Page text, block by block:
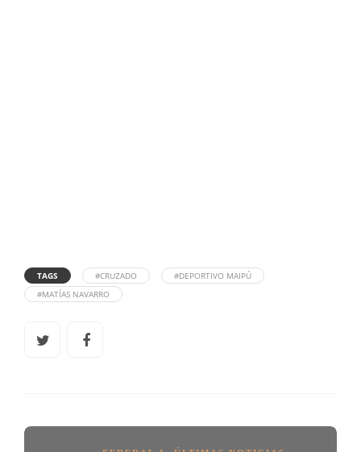
TAGS #CRUZADO
#DEPORTIVO MAIPÚ
#MATÍAS NAVARRO